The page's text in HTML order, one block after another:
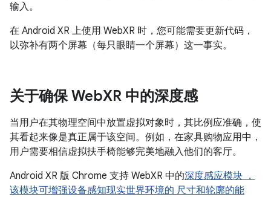
输入。
在 Android XR 上使用 WebXR 时，您可能需要更新代码，
以弥补有两个屏幕（每只眼睛一个屏幕）这一事实。
关于确保 WebXR 中的深度感
当用户在其物理空间中放置虚拟对象时，其比例应准确，使
其看起来像是真正属于该空间。例如，在家具购物应用中，
用户需要相信虚拟扶手椅能够完美地融入他们的客厅。
Android XR 版 Chrome 支持 WebXR 中的深度感应模块 ，
该模块可增强设备感知现实世界环境的 尺寸和轮廓的能